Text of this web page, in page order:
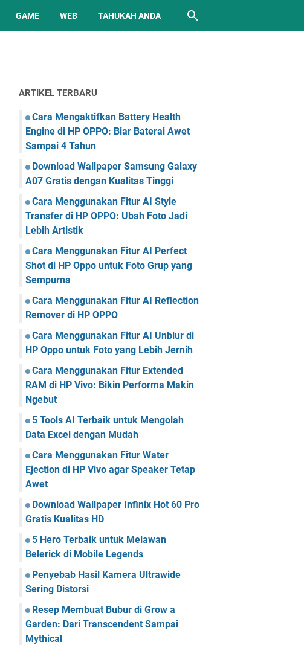
GAME WEB TAHUKAH ANDA
ARTIKEL TERBARU
Cara Mengaktifkan Battery Health
Engine di HP OPPO: Biar Baterai Awet
Sampai 4 Tahun
Download Wallpaper Samsung Galaxy
A07 Gratis dengan Kualitas Tinggi
Cara Menggunakan Fitur AI Style
Transfer di HP OPPO: Ubah Foto Jadi
Lebih Artistik
Cara Menggunakan Fitur AI Perfect
Shot di HP Oppo untuk Foto Grup yang
Sempurna
Cara Menggunakan Fitur AI Reflection
Remover di HP OPPO
Cara Menggunakan Fitur AI Unblur di
HP Oppo untuk Foto yang Lebih Jernih
Cara Menggunakan Fitur Extended
RAM di HP Vivo: Bikin Performa Makin
Ngebut
5 Tools AI Terbaik untuk Mengolah
Data Excel dengan Mudah
Cara Menggunakan Fitur Water
Ejection di HP Vivo agar Speaker Tetap
Awet
Download Wallpaper Infinix Hot 60 Pro
Gratis Kualitas HD
5 Hero Terbaik untuk Melawan
Belerick di Mobile Legends
Penyebab Hasil Kamera Ultrawide
Sering Distorsi
Resep Membuat Bubur di Grow a
Garden: Dari Transcendent Sampai
Mythical